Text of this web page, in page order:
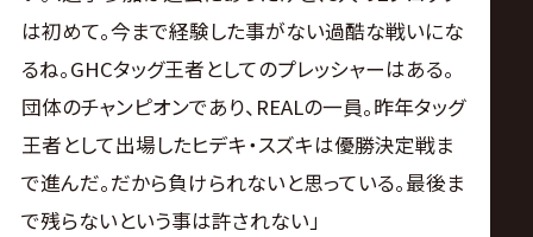
は初めて。今まで経験した事がない過酷な戦いにな
るね。GHCタッグ王者としてのプレッシャーはある。
団体のチャンピオンであり、REALの一員。昨年タッグ
王者として出場したヒデキ・スズキは優勝決定戦ま
で進んだ。だから負けられないと思っている。最後ま
で残らないという事は許されない」